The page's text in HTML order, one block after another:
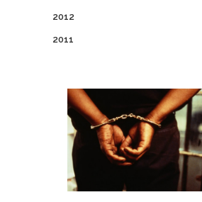
2012
2011